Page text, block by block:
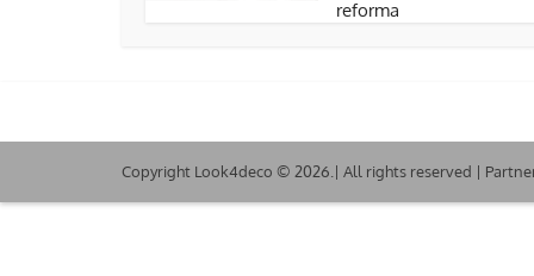
reforma
Copyright Look4deco © 2026.| All rights reserved |